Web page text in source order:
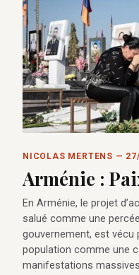
NICOLAS MERTENS —
Arménie :
En Arménie, le projet
salué comme une
gouvernement, est vécu
population comme une
manifestations